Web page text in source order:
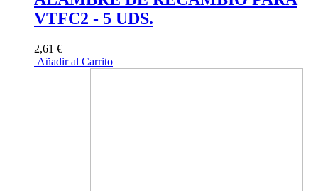
VTFC2 - 5 UDS.
2,61 €
Añadir al Carrito